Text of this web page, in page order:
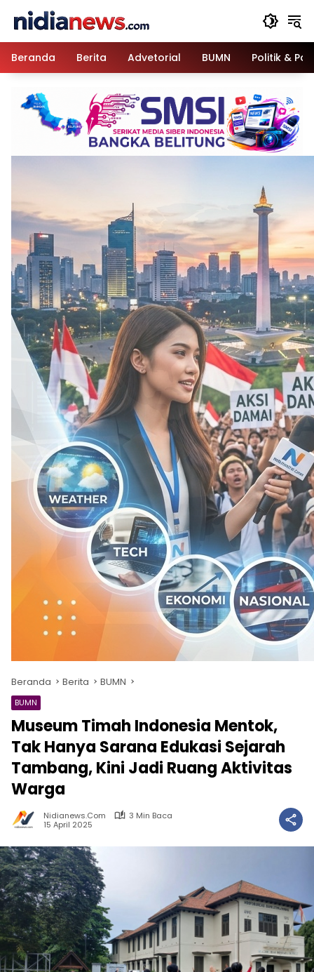
Beranda
Berita Advetorial BUMN Politik &
Beranda Berita BUMN
BUMN
Museum Timah Indonesia Mentok,
Tak Hanya Sarana Edukasi Sejarah
Tambang, Kini Jadi Ruang Aktivitas
Warga
Nidianews.com
3 Min Baca
15 April 2025